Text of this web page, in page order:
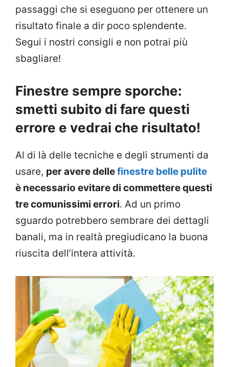
passaggi che si eseguono per ottenere un
risultato finale a dir poco splendente.
Segui i nostri consigli e non potrai più
sbagliare!
Finestre sempre sporche:
smetti subito di fare questi
errore e vedrai che risultato!
Al di là delle tecniche e degli strumenti da
usare, per avere dellefinestre belle pulite
è necessario evitare di commettere questi
tre comunissimi errori. Ad un primo
sguardo potrebbero sembrare dei dettagli
banali, ma in realtà pregiudicano la buona
riuscita dell’intera attività.